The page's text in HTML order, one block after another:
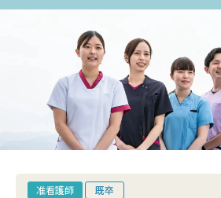
准看護師 既卒